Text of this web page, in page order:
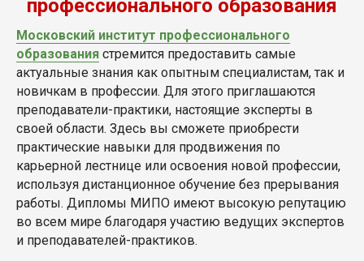
профессионального образования
Московский институт профессионального
образования стремится предоставить самые
актуальные знания как опытным специалистам, так и
новичкам в профессии. Для этого приглашаются
преподаватели-практики, настоящие эксперты в
своей области. Здесь вы сможете приобрести
практические навыки для продвижения по
карьерной лестнице или освоения новой профессии,
используя дистанционное обучение без прерывания
работы. Дипломы МИПО имеют высокую репутацию
во всем мире благодаря участию ведущих экспертов
и преподавателей-практиков.